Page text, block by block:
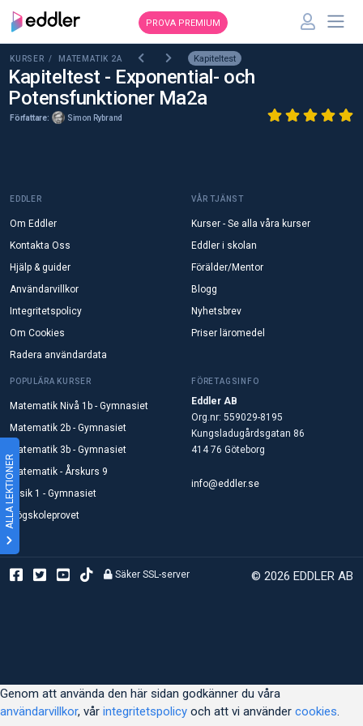
ALLA LEKTIONER
PROVA PREMIUM
KURSER / MATEMATIK 2A Kapiteltest
Kapiteltest - Exponential- och
Potensfunktioner Ma2a
Författare: Simon Rybrand
EDDLER
Om Eddler
Kontakta Oss
Hjälp & guider
Användarvillkor
Integritetspolicy
Om Cookies
Radera användardata
VÅR TJÄNST
Kurser - Se alla våra kurser
Eddler i skolan
Förälder/Mentor
Blogg
Nyhetsbrev
Priser läromedel
POPULÄRA KURSER
Matematik Nivå 1b - Gymnasiet
Matematik 2b - Gymnasiet
Matematik 3b - Gymnasiet
Matematik - Årskurs 9
Fysik 1 - Gymnasiet
Högskoleprovet
FÖRETAGSINFO
Eddler AB
Org.nr: 559029-8195
Kungsladugårdsgatan 86
414 76 Göteborg
info@eddler.se
© 2026 EDDLER AB
Säker SSL-server
Genom att använda den här sidan godkänner du våra
användarvillkor, vår integritetspolicy och att vi använder cookies.